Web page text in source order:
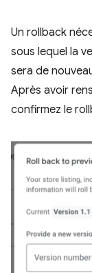
Un rollback
sous lequel la
sera de
Après avoir
confirmez le